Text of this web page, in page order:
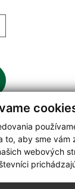
aby sme vám
webových
Response
|